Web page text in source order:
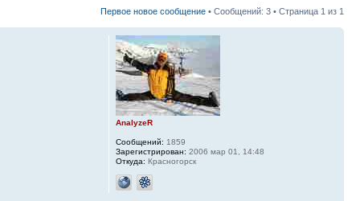
Первое новое сообщение • Сообщений: 3 • Страница 1 из 1
AnalyzeR
Сообщений: 1859
Зарегистрирован: 2006 мар 01, 14:48
Откуда: Красногорск